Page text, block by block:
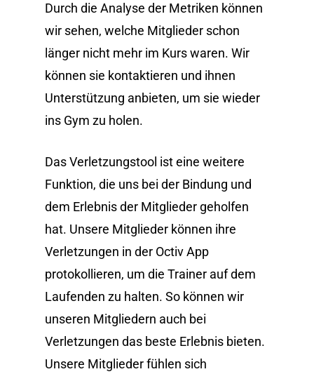
Durch die Analyse der Metriken können
wir sehen, welche Mitglieder schon
länger nicht mehr im Kurs waren. Wir
können sie kontaktieren und ihnen
Unterstützung anbieten, um sie wieder
ins Gym zu holen.
Das Verletzungstool ist eine weitere
Funktion, die uns bei der Bindung und
dem Erlebnis der Mitglieder geholfen
hat. Unsere Mitglieder können ihre
Verletzungen in der Octiv App
protokollieren, um die Trainer auf dem
Laufenden zu halten. So können wir
unseren Mitgliedern auch bei
Verletzungen das beste Erlebnis bieten.
Unsere Mitglieder fühlen sich